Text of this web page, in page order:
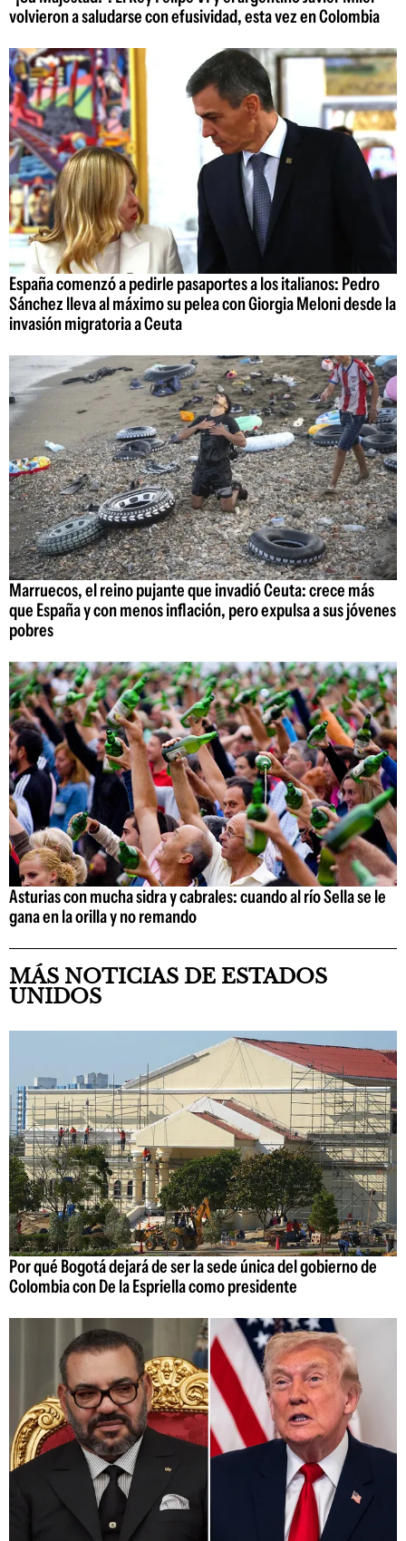
volvieron a saludarse con efusividad, esta vez en Colombia
España comenzó a pedirle pasaportes a los italianos: Pedro
Sánchez lleva al máximo su pelea con Giorgia Meloni desde la
invasión migratoria a Ceuta
Marruecos, el reino pujante que invadió Ceuta: crece más
que España y con menos inflación, pero expulsa a sus jóvenes
pobres
Asturias con mucha sidra y cabrales: cuando al río Sella se le
gana en la orilla y no remando
MÁS NOTICIAS DE ESTADOS
UNIDOS
Por qué Bogotá dejará de ser la sede única del gobierno de
Colombia con De la Espriella como presidente